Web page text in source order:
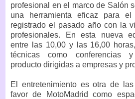
profesional en el marco de Salón
una herramienta eficaz para
registrado el pasado año con la
profesionales. En esta nueva
entre las 10,00 y las 16,00
técnicas como conferencias
producto dirigidas a empresas y
El entretenimiento es otra de
favor de MotoMadrid como